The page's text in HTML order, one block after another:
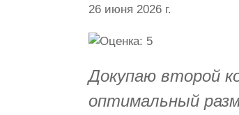
26 июня 2026 г.
Докупаю второй
оптимальный